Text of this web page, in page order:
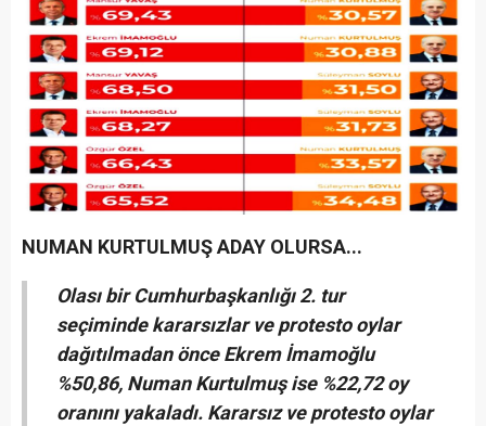
NUMAN KURTULMUŞ ADAY OLURSA...
Olası bir Cumhurbaşkanlığı 2. tur
seçiminde kararsızlar ve protesto oylar
dağıtılmadan önce Ekrem İmamoğlu
%50,86, Numan Kurtulmuş ise %22,72 oy
oranını yakaladı. Kararsız ve protesto oylar